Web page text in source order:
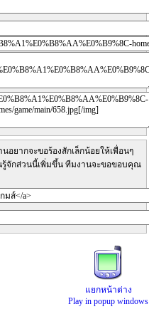
ยากจะขอร้องสักเล็กน้อยให้เพื่อนๆ
รู้จักส่วนนี้เพิ่มขึ้น ทีมงานจะขอขอบคุณ
แยกหน้าต่าง
Play in popup windows